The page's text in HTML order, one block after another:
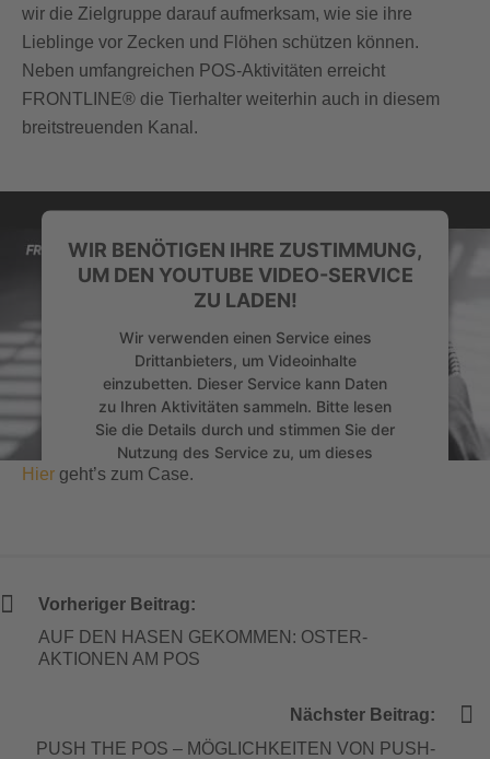
wir die Zielgruppe darauf aufmerksam, wie sie ihre
Lieblinge vor Zecken und Flöhen schützen können.
Neben umfangreichen POS-Aktivitäten erreicht
FRONTLINE® die Tierhalter weiterhin auch in diesem
breitstreuenden Kanal.
WIR BENÖTIGEN IHRE ZUSTIMMUNG,
UM DEN YOUTUBE VIDEO-SERVICE
ZU LADEN!
Wir verwenden einen Service eines
Drittanbieters, um Videoinhalte
einzubetten. Dieser Service kann Daten
zu Ihren Aktivitäten sammeln. Bitte lesen
Sie die Details durch und stimmen Sie der
Nutzung des Service zu, um dieses
Video anzusehen.
Akzeptieren
powered byUsercentrics Consent Management
Platform
Hier geht’s zum Case.
Vorheriger Beitrag:
AUF DEN HASEN GEKOMMEN: OSTER-
AKTIONEN AM POS
Nächster Beitrag:
PUSH THE POS – MÖGLICHKEITEN VON PUSH-